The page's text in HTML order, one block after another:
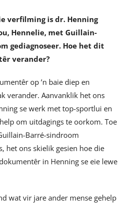
verfilming is dr. Henning
Hennelie, met Guillain-
gediagnoseer. Hoe het dit
verander?
op ’n baie diep en
verander. Aanvanklik het ons
se werk met top-sportlui en
om uitdagings te oorkom. Toe
Barré-sindroom
het ons skielik gesien hoe die
in Henning se eie lewe
wat vir jare ander mense gehelp